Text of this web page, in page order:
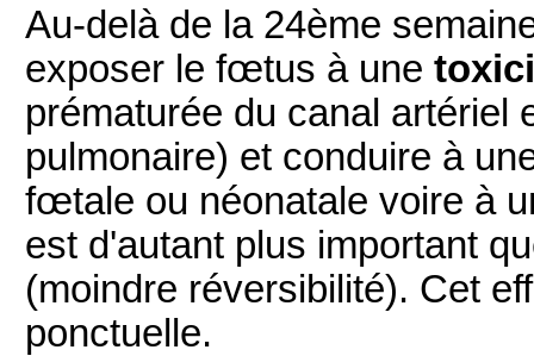
Au-delà de la 24ème
exposer le fœtus à une
prématurée du canal artériel
pulmonaire) et conduire à
fœtale ou néonatale voire à
est d'autant plus important
(moindre réversibilité). Cet
ponctuelle.